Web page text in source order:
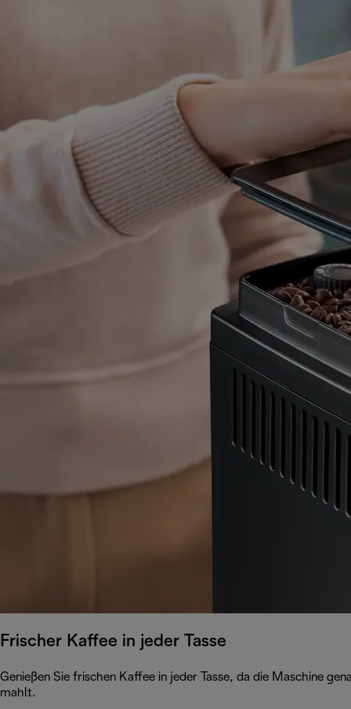
Frischer Kaffee in jeder Tasse
Genießen Sie frischen Kaffee in jeder Tasse, da die Maschine
mahlt.